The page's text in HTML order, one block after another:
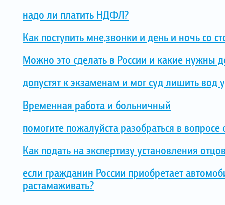
надо ли платить НДФЛ?
Как поступить мне,звонки и день и ночь со
Можно это сделать в России и какие нужны
допустят к экзаменам и мог суд лишить вод
Временная работа и больничный
помогите пожалуйста разобраться в
Как подать на экспертизу установления
если гражданин России приобретает
растамаживать?